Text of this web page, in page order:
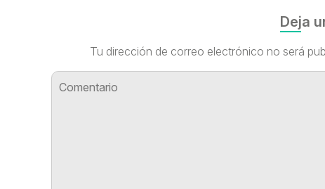
Deja
Tu dirección de correo electrónico no será